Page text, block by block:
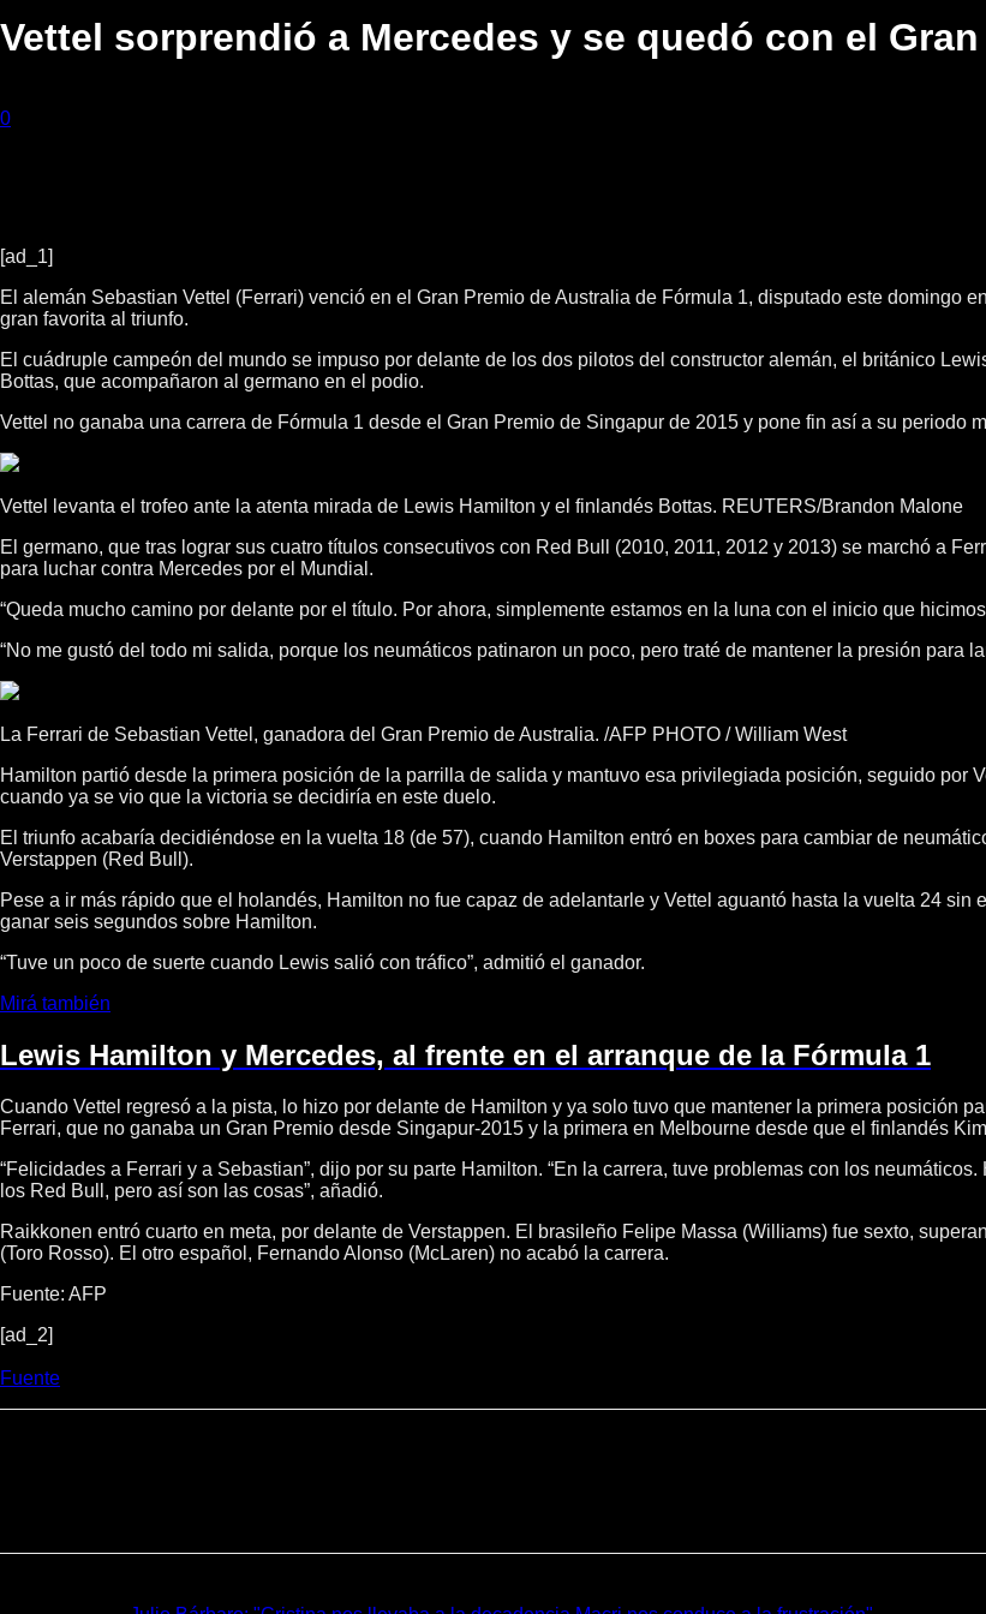
Vettel sorprendió a Mercedes y se quedó con el
0
[ad_1]
El alemán Sebastian Vettel (Ferrari) venció en el Gran Premio de Australia de Fórmula 1, disputado este domingo
gran favorita al triunfo.
El cuádruple campeón del mundo se impuso por delante de los dos pilotos del constructor alemán, el británico
Bottas, que acompañaron al germano en el podio.
Vettel no ganaba una carrera de Fórmula 1 desde el Gran Premio de Singapur de 2015 y pone fin así a su periodo
Vettel levanta el trofeo ante la atenta mirada de Lewis Hamilton y el finlandés Bottas. REUTERS/Brandon Malone
El germano, que tras lograr sus cuatro títulos consecutivos con Red Bull (2010, 2011, 2012 y 2013) se marchó a
para luchar contra Mercedes por el Mundial.
“Queda mucho camino por delante por el título. Por ahora, simplemente estamos en la luna con el inicio que
“No me gustó del todo mi salida, porque los neumáticos patinaron un poco, pero traté de mantener la presión para
La Ferrari de Sebastian Vettel, ganadora del Gran Premio de Australia. /AFP PHOTO / William West
Hamilton partió desde la primera posición de la parrilla de salida y mantuvo esa privilegiada posición, seguido por
cuando ya se vio que la victoria se decidiría en este duelo.
El triunfo acabaría decidiéndose en la vuelta 18 (de 57), cuando Hamilton entró en boxes para cambiar de
Verstappen (Red Bull).
Pese a ir más rápido que el holandés, Hamilton no fue capaz de adelantarle y Vettel aguantó hasta la vuelta 24
ganar seis segundos sobre Hamilton.
“Tuve un poco de suerte cuando Lewis salió con tráfico”, admitió el ganador.
Mirá también
Lewis Hamilton y Mercedes, al frente en el arranque de la Fórmula 1
Cuando Vettel regresó a la pista, lo hizo por delante de Hamilton y ya solo tuvo que mantener la primera posición
Ferrari, que no ganaba un Gran Premio desde Singapur-2015 y la primera en Melbourne desde que el finlandés
“Felicidades a Ferrari y a Sebastian”, dijo por su parte Hamilton. “En la carrera, tuve problemas con los
los Red Bull, pero así son las cosas”, añadió.
Raikkonen entró cuarto en meta, por delante de Verstappen. El brasileño Felipe Massa (Williams) fue sexto,
(Toro Rosso). El otro español, Fernando Alonso (McLaren) no acabó la carrera.
Fuente: AFP
[ad_2]
Fuente